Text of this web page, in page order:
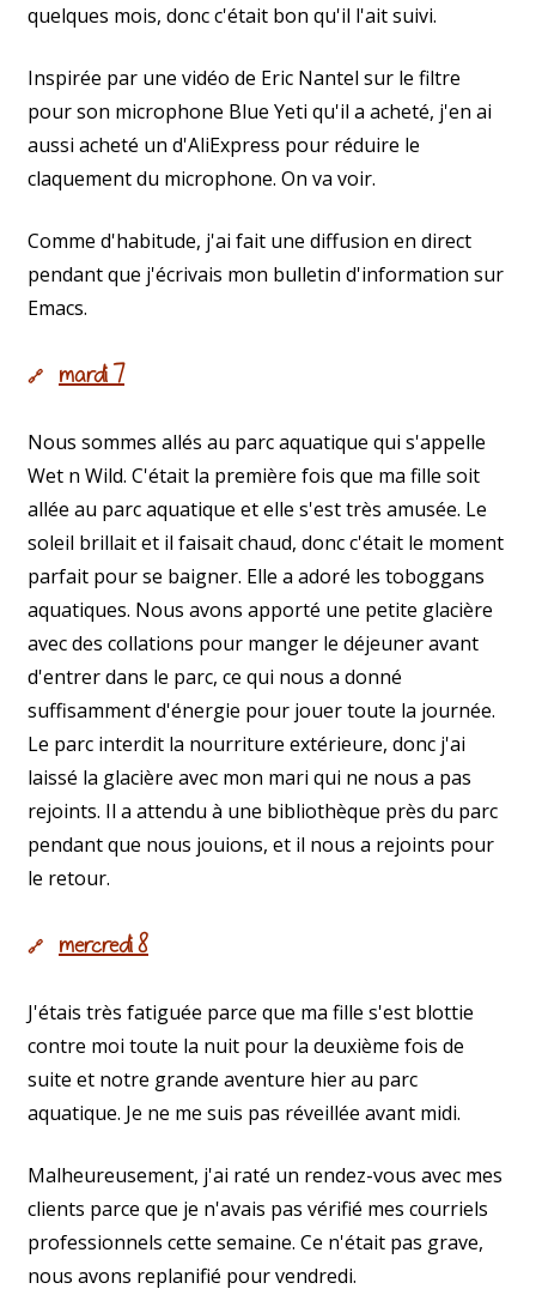
quelques mois, donc c'était bon qu'il l'ait suivi.
Inspirée par une vidéo de Eric Nantel sur le filtre
pour son microphone Blue Yeti qu'il a acheté, j'en ai
aussi acheté un d'AliExpress pour réduire le
claquement du microphone. On va voir.
Comme d'habitude, j'ai fait une diffusion en direct
pendant que j'écrivais mon bulletin d'information sur
Emacs.
🔗 mardi 7
Nous sommes allés au parc aquatique qui s'appelle
Wet n Wild. C'était la première fois que ma fille soit
allée au parc aquatique et elle s'est très amusée. Le
soleil brillait et il faisait chaud, donc c'était le moment
parfait pour se baigner. Elle a adoré les toboggans
aquatiques. Nous avons apporté une petite glacière
avec des collations pour manger le déjeuner avant
d'entrer dans le parc, ce qui nous a donné
suffisamment d'énergie pour jouer toute la journée.
Le parc interdit la nourriture extérieure, donc j'ai
laissé la glacière avec mon mari qui ne nous a pas
rejoints. Il a attendu à une bibliothèque près du parc
pendant que nous jouions, et il nous a rejoints pour
le retour.
🔗 mercredi 8
J'étais très fatiguée parce que ma fille s'est blottie
contre moi toute la nuit pour la deuxième fois de
suite et notre grande aventure hier au parc
aquatique. Je ne me suis pas réveillée avant midi.
Malheureusement, j'ai raté un rendez-vous avec mes
clients parce que je n'avais pas vérifié mes courriels
professionnels cette semaine. Ce n'était pas grave,
nous avons replanifié pour vendredi.